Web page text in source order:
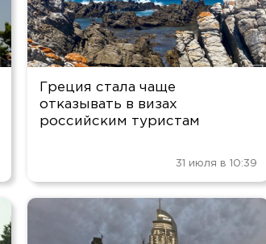
Греция стала чаще
отказывать в визах
российским туристам
31 июля в 10:39